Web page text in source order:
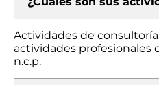
Actividades de
actividades profesionales
n.c.p.